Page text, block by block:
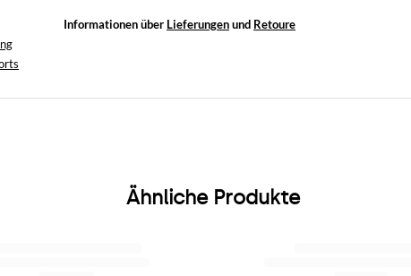
Informationen über Lieferungenund Retoure
Ähnliche Produkte